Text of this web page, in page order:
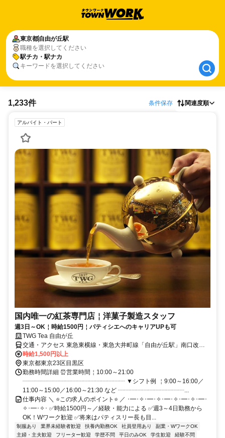
東京都自由が丘駅
職種を選択してください
駅チカ・駅ナカ
キーワードを選択してください
東京都自由が丘駅
駅チカ・駅ナカ
1,233件 条件保存 関連度順
アルバイト・パート
国内唯一の紅茶専門店￤洋菓子製造スタッフ
週3日～OK￤時給1500円￤パティシエへのキャリアUPも可
TWG Tea 自由が丘
交通・アクセス 東急東横線・東急大井町線「自由が丘駅」南口改札
すぐ
時給1,500円以上
東京都東京23区目黒区
勤務時間詳細 ⏰営業時間￤10:00～21:00
┈┈┈┈┈┈┈┈┈┈┈┈┈┈┈┈┈ ▼シフト例 ￤9:00～16:00／
11:00～15:00／16:00～21:30 など ┈┈┈┈┈┈┈┈┈┈┈...
仕事内容 ＼ ⭐この求人のポイント⭐ ／ ･━･✧･━･✧･━･✧･━･✧･━･
✧･━･✧･ ✅時給1500円～／経験・能力による ✅週3～4日勤務から
OK！Wワーク歓迎 ✅将来はパティスリー長も目...
制服あり 業界未経験者歓迎 扶養内勤務OK 社員登用あり
副業・WワークOK
主婦・主夫歓迎
フリーター歓迎 学歴不問 平日のみOK 学生歓迎
経験不問